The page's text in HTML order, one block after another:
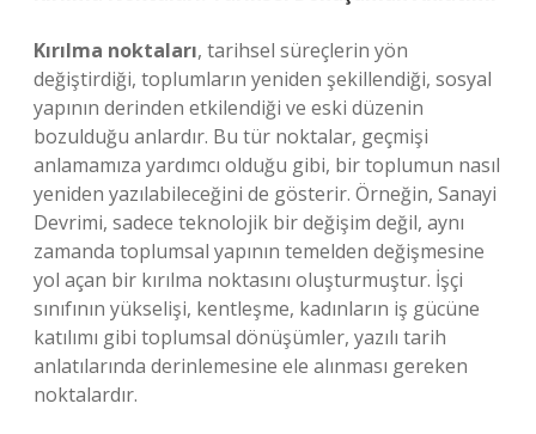
Kırılma noktaları, tarihsel süreçlerin yön
değiştirdiği, toplumların yeniden şekillendiği, sosyal
yapının derinden etkilendiği ve eski düzenin
bozulduğu anlardır. Bu tür noktalar, geçmişi
anlamamıza yardımcı olduğu gibi, bir toplumun nasıl
yeniden yazılabileceğini de gösterir. Örneğin, Sanayi
Devrimi, sadece teknolojik bir değişim değil, aynı
zamanda toplumsal yapının temelden değişmesine
yol açan bir kırılma noktasını oluşturmuştur. İşçi
sınıfının yükselişi, kentleşme, kadınların iş gücüne
katılımı gibi toplumsal dönüşümler, yazılı tarih
anlatılarında derinlemesine ele alınması gereken
noktalardır.